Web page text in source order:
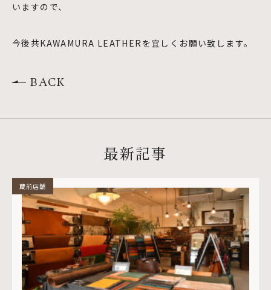
いますので、
今後共KAWAMURA LEATHERを宜しくお願い致します。
BACK
最新記事
蔵前店舗